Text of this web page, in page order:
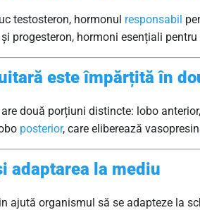
testosteron, hormonul responsabil
progesteron, hormoni esențiali
este împărțită în
două porțiuni distincte: lobo
posterior, care eliberează
adaptarea la mediu
ajută organismul să se adapteze la